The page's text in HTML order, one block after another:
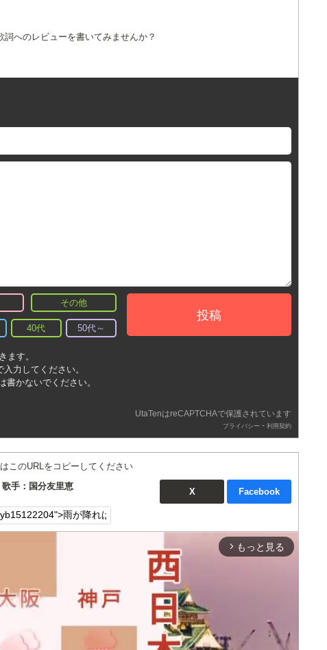
詞へのレビューを書いてみませんか？
その他
40代 50代～
投稿
ます。
力してください。
かないでください。
UtaTenはreCAPTCHAで保護されています
プライバシー - 利用契約
このURLをコピーしてください
手：国分友里恵
X Facebook
arrow_forward_ios もっと見る